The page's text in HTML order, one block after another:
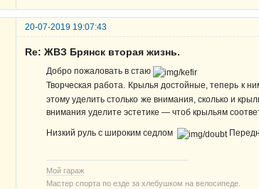
20-07-2019 19:07:43
Re: ЖВЗ Брянск вторая жизнь.
Добро пожаловать в стаю
Творческая работа. Крылья достойные, теперь к
этому уделить столько же внимания, сколько и
внимания уделите эстетике — чтоб крыльям
Низкий руль с широким седлом
Мой гараж
Мастер спорта по езде за хлебушком на велосипеде.